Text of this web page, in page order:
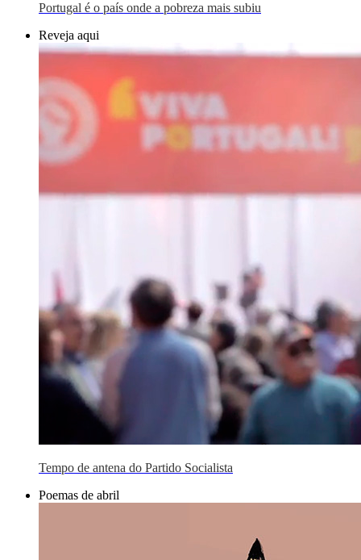
Portugal é o país onde a pobreza mais subiu
Reveja aqui
Tempo de antena do Partido Socialista
Poemas de abril